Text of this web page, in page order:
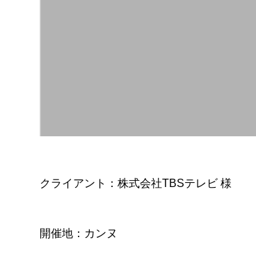
クライアント：株式会社TBSテレビ 様
開催地：カンヌ